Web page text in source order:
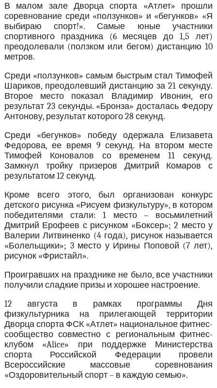
В малом зале Дворца спорта «Атлет» прошли
соревнование среди «ползунков» и «бегунков» «Я
выбираю спорт!». Самые юные участники
спортивного праздника (6 месяцев до 1,5 лет)
преодолевали (ползком или бегом) дистанцию 10
метров.
Среди «ползунков» самым быстрым стал Тимофей
Шариков, преодолевший дистанцию за 21 секунду.
Второе место показал Владимир Ивонин, его
результат 23 секунды. «Бронза» досталась Федору
Антонову, результат которого 28 секунд.
Среди «бегунков» победу одержала Елизавета
Федорова, ее время 9 секунд. На втором месте
Тимофей Коновалов со временем 11 секунд.
Замкнул тройку призеров Дмитрий Комаров с
результатом 12 секунд.
Кроме всего этого, был организован конкурс
детского рисунка «Рисуем физкультуру», в котором
победителями стали: 1 место – восьмилетний
Дмитрий Ерофеев с рисунком «Боксер»; 2 место у
Валерии Литвиненко (4 года), рисунок называется
«Болельщики»; 3 место у Ирины Поповой (7 лет),
рисунок «Фристайл».
Проигравших на празднике не было, все участники
получили сладкие призы и хорошее настроение.
12 августа в рамках программы Дня
физкультурника на прилегающей территории
Дворца спорта ФСК «Атлет» национальное фитнес-
сообщество совместно с региональным фитнес-
клубом «Alice» при поддержке Министерства
спорта Российской Федерации провели
Всероссийские массовые соревнования
«Оздоровительный спорт – в каждую семью».